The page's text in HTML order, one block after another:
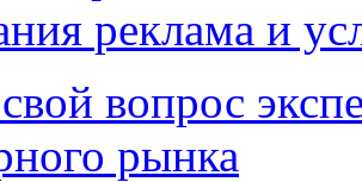
реклама и
вопрос
рынка